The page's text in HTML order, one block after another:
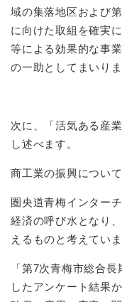
域の集落地区および
に向けた取組を確実
等による効果的な事
の一助としてまいりま
次に、「活気ある産
し述べます。
商工業の振興について
圏央道青梅インター
経済の呼び水となり
えるものと考えていま
「第7次青梅市総合
したアンケート結果